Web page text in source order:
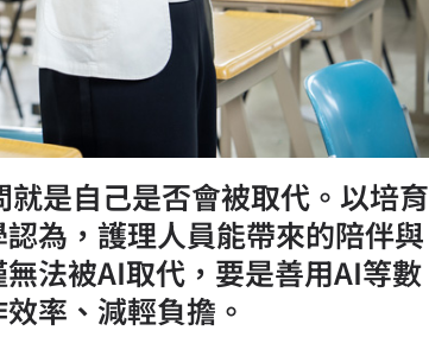
是自己是否會被取代。以培育
為，護理人員能帶來的陪伴與
法被AI取代，要是善用AI等數
率、減輕負擔。